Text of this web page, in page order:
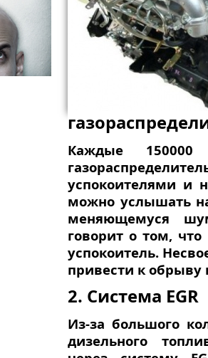
Каждые
успокоителями и
можно услышать
меняющемуся
говорит о том,
успокоитель.
привести к
2. Система EGR
Из-за большого
дизельного